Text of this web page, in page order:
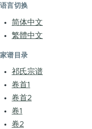
语言切换
简体中文
繁體中文
家谱目录
祁氏宗谱
卷首1
卷首2
卷1
卷2